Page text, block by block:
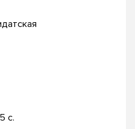
с.